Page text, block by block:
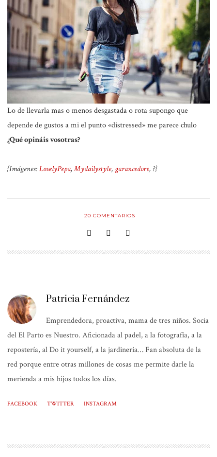
Lo de llevarla mas o menos desgastada o rota supongo que
depende de gustos a mi el punto «distressed» me parece chulo
¿Qué opináis vosotras?
{Imágenes:LovelyPepa,Mydailystyle, garancedore, ?}
20 COMENTARIOS
Patricia Fernández
Emprendedora, proactiva, mama de tres niños. Socia
del El Parto es Nuestro. Aficionada al padel, a la fotografía, a la
repostería, al Do it yourself, a la jardinería… Fan absoluta de la
red porque entre otras millones de cosas me permite darle la
merienda a mis hijos todos los días.
FACEBOOK TWITTER INSTAGRAM